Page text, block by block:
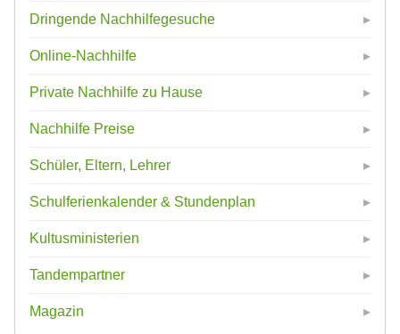
Dringende Nachhilfegesuche
Online-Nachhilfe
Private Nachhilfe zu Hause
Nachhilfe Preise
Schüler, Eltern, Lehrer
Schulferienkalender & Stundenplan
Kultusministerien
Tandempartner
Magazin